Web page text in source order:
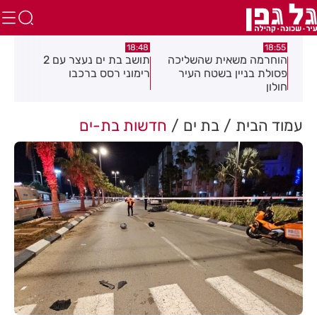
18:55
הוחרמה משאית שהשליכה
פסולת בניין בשטח העיר
חולון
18:48
תושב בת ים נעצר עם 2
רימוני רסס ברכבו
עמוד הבית בת ים חדשות בת-ים